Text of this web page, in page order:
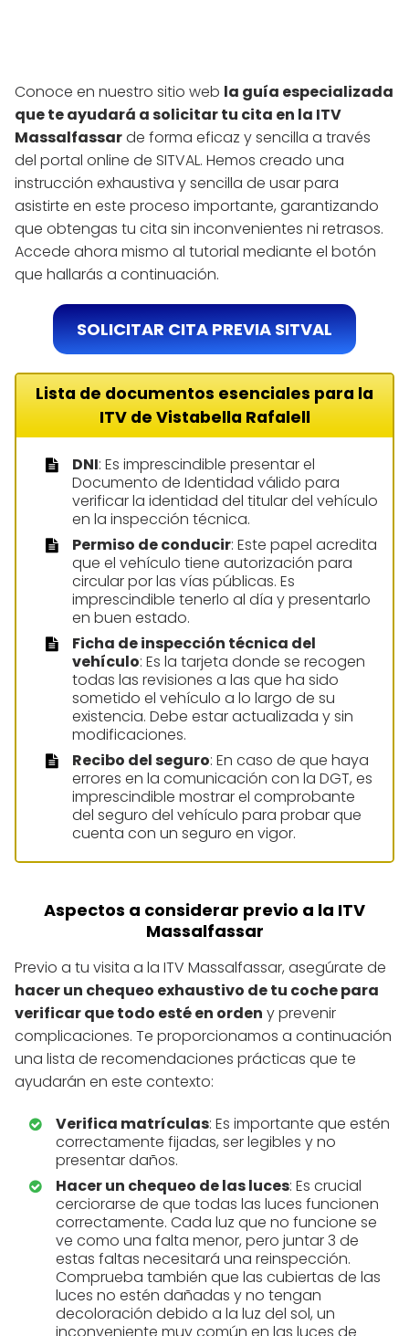
Conoce en nuestro sitio web la guía especializada
que te ayudará a solicitar tu cita en la ITV
Massalfassarde forma eficaz y sencilla a través
del portal online de SITVAL. Hemos creado una
instrucción exhaustiva y sencilla de usar para
asistirte en este proceso importante, garantizando
que obtengas tu cita sin inconvenientes ni retrasos.
Accede ahora mismo al tutorial mediante el botón
que hallarás a continuación.
SOLICITAR CITA PREVIA SITVAL
Lista de documentos esenciales para la
ITV de Vistabella Rafalell
DNI: Es imprescindible presentar el
Documento de Identidad válido para
verificar la identidad del titular del vehículo
en la inspección técnica.
Permiso de conducir: Este papel acredita
que el vehículo tiene autorización para
circular por las vías públicas. Es
imprescindible tenerlo al día y presentarlo
en buen estado.
Ficha de inspección técnica del
vehículo: Es la tarjeta donde se recogen
todas las revisiones a las que ha sido
sometido el vehículo a lo largo de su
existencia. Debe estar actualizada y sin
modificaciones.
Recibo del seguro: En caso de que haya
errores en la comunicación con la DGT, es
imprescindible mostrar el comprobante
del seguro del vehículo para probar que
cuenta con un seguro en vigor.
Aspectos a considerar previo a la ITV
Massalfassar
Previo a tu visita a la ITV Massalfassar, asegúrate de
hacer un chequeo exhaustivo de tu coche para
verificar que todo esté en orden y prevenir
complicaciones. Te proporcionamos a continuación
una lista de recomendaciones prácticas que te
ayudarán en este contexto:
Verifica matrículas: Es importante que estén
correctamente fijadas, ser legibles y no
presentar daños.
Hacer un chequeo de las luces: Es crucial
cerciorarse de que todas las luces funcionen
correctamente. Cada luz que no funcione se
ve como una falta menor, pero juntar 3 de
estas faltas necesitará una reinspección.
Comprueba también que las cubiertas de las
luces no estén dañadas y no tengan
decoloración debido a la luz del sol, un